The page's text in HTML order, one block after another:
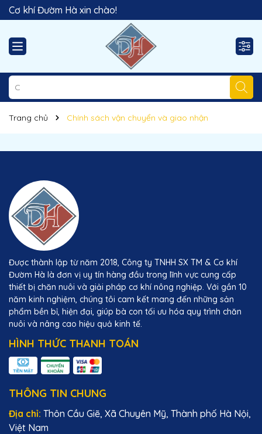
Cơ khí Đườm Hà xin chào!
Trang chủ Chính sách vận chuyển và giao nhận
Được thành lập từ năm 2018, Công ty TNHH SX TM & Cơ khí
Đườm Hà là đơn vị uy tín hàng đầu trong lĩnh vực cung cấp
thiết bị chăn nuôi và giải pháp cơ khí nông nghiệp. Với gần 10
năm kinh nghiệm, chúng tôi cam kết mang đến những sản
phẩm bền bỉ, hiện đại, giúp bà con tối ưu hóa quy trình chăn
nuôi và nâng cao hiệu quả kinh tế.
HÌNH THỨC THANH TOÁN
THÔNG TIN CHUNG
Địa chỉ: Thôn Cầu Giẽ, Xã Chuyên Mỹ, Thành phố Hà Nội,
Việt Nam